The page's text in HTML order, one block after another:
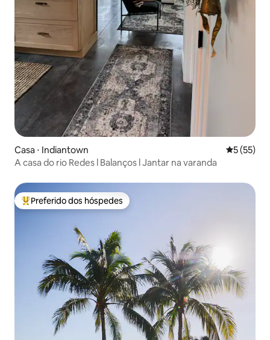
Casa ⋅ Indiantown 5 de uma
5 (55)
A casa do rio Redes l Balanços l Jantar na varanda
Entre os melhores preferidos dos hóspedes
Preferido dos hóspedes